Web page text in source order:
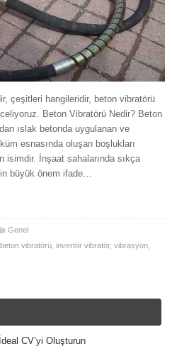
çeşitleri hangileridir, beton vibratörü
Beton Vibratörü Nedir? Beton
ıslak betonda uygulanan ve
esnasında oluşan boşlukları
isimdir. İnşaat sahalarında sıkça
büyük önem ifade…
Genel
vibratörü, invertör vibratör, vibrasyon,
CV’yi Oluşturun